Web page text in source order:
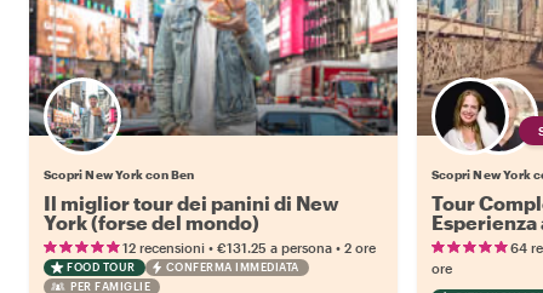
Scopri New York con Ben
Il miglior tour dei panini di New
York (forse del mondo)
12 recensioni • €131.25 a persona • 2 ore
FOOD TOUR
CONFERMA IMMEDIATA
PER FAMIGLIE
Scopri New York
Tour
Esperienza
64
ore